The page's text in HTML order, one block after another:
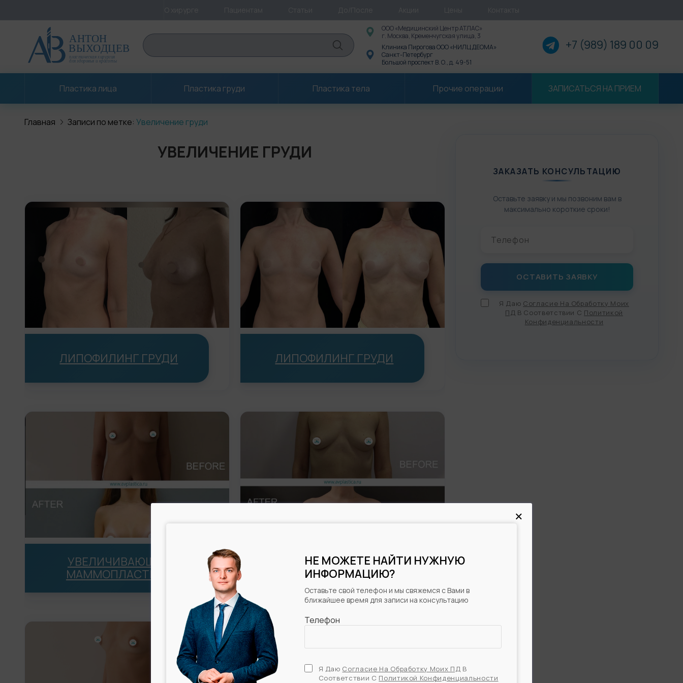
ООО «Медицинский Центр АТЛАС»
г. Москва, Кременчугская улица, 3
Клиника Пирогова ООО «НИЛЦ ДЕОМА»
Санкт-Петербург
Большой проспект В. О., д. 49-51
+7 (989) 189 00 09
Пластика лица Пластика груди Пластика тела Прочие операции ЗАПИСАТЬСЯ НА ПРИЕМ
Главная Записи по метке: Увеличение груди
УВЕЛИЧЕНИЕ ГРУДИ
ЛИПОФИЛИНГ ГРУДИ ЛИПОФИЛИНГ ГРУДИ
УВЕЛИЧИВАЮЩАЯ
МАММОПЛАСТИКА
УВЕЛИЧЕНИЕ ГРУДИ
АНАТОМИЧЕСКИМИ
ИМПЛАНТАМИ
ЗАКАЗАТЬ КОНСУЛЬТАЦИЮ
Оставьте заявку и мы позвоним вам в
максимально короткие сроки!
Я Даю Согласие На Обработку Моих
ПД В Соответствии С Политикой
Конфиденциальности
×
НЕ МОЖЕТЕ НАЙТИ НУЖНУЮ
ИНФОРМАЦИЮ?
Оставьте свой телефон и мы свяжемся с Вами в
ближайшее время для записи на консультацию
Телефон
Я Даю Согласие На Обработку Моих ПД В
Соответствии С Политикой Конфиденциальности